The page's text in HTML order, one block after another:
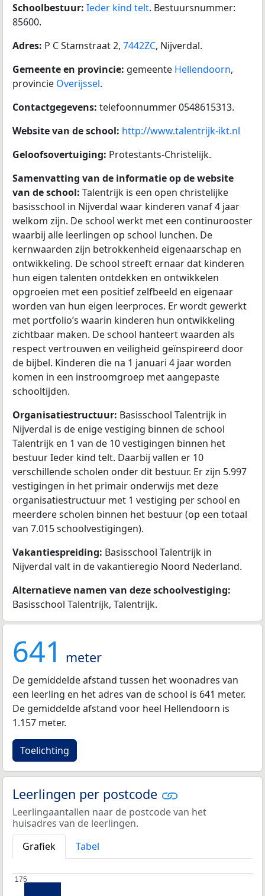
Schoolbestuur: Ieder kind telt. Bestuursnummer:
85600.
Adres: P C Stamstraat 2, 7442ZC, Nijverdal.
Gemeente en provincie: gemeente Hellendoorn,
provincie Overijssel.
Contactgegevens: telefoonnummer 0548615313.
Website van de school: http://www.talentrijk-ikt.nl
Geloofsovertuiging: Protestants-Christelijk.
Samenvatting van de informatie op de website
van de school: Talentrijk is een open christelijke
basisschool in Nijverdal waar kinderen vanaf 4 jaar
welkom zijn. De school werkt met een continurooster
waarbij alle leerlingen op school lunchen. De
kernwaarden zijn betrokkenheid eigenaarschap en
ontwikkeling. De school streeft ernaar dat kinderen
hun eigen talenten ontdekken en ontwikkelen
opgroeien met een positief zelfbeeld en eigenaar
worden van hun eigen leerproces. Er wordt gewerkt
met portfolio’s waarin kinderen hun ontwikkeling
zichtbaar maken. De school hanteert waarden als
respect vertrouwen en veiligheid geïnspireerd door
de bijbel. Kinderen die na 1 januari 4 jaar worden
komen in een instroomgroep met aangepaste
schooltijden.
Organisatiestructuur: Basisschool Talentrijk in
Nijverdal is de enige vestiging binnen de school
Talentrijk en 1 van de 10 vestigingen binnen het
bestuur Ieder kind telt. Daarbij vallen er 10
verschillende scholen onder dit bestuur. Er zijn 5.997
vestigingen in het primair onderwijs met deze
organisatiestructuur met 1 vestiging per school en
meerdere scholen binnen het bestuur (op een totaal
van 7.015 schoolvestigingen).
Vakantiespreiding: Basisschool Talentrijk in
Nijverdal valt in de vakantieregio Noord Nederland.
Alternatieve namen van deze schoolvestiging:
Basisschool Talentrijk, Talentrijk.
641 meter
De gemiddelde afstand tussen het woonadres van
een leerling en het adres van de school is 641 meter.
De gemiddelde afstand voor heel Hellendoorn is
1.157 meter.
Toelichting
Leerlingen per postcode
Leerlingaantallen naar de postcode van het
huisadres van de leerlingen.
Grafiek
Tabel
175
175